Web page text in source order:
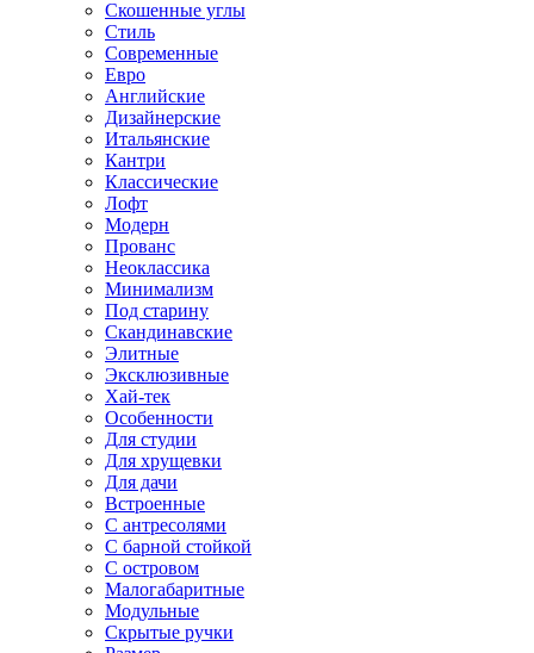
Скошенные углы
Стиль
Современные
Евро
Английские
Дизайнерские
Итальянские
Кантри
Классические
Лофт
Модерн
Прованс
Неоклассика
Минимализм
Под старину
Скандинавские
Элитные
Эксклюзивные
Хай-тек
Особенности
Для студии
Для хрущевки
Для дачи
Встроенные
С антресолями
С барной стойкой
С островом
Малогабаритные
Модульные
Скрытые ручки